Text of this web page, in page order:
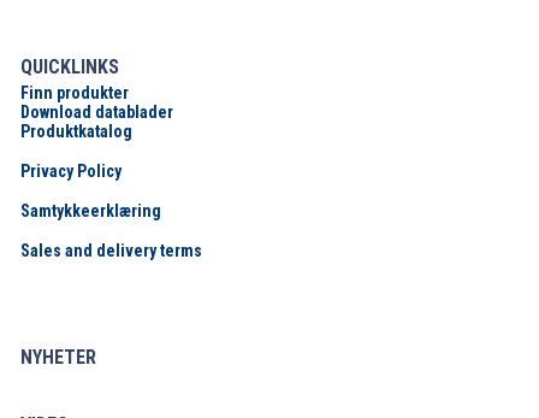
QUICKLINKS
Finn produkter
Download datablader
Produktkatalog
Privacy Policy
Samtykkeerklæring
Sales and delivery terms
NYHETER